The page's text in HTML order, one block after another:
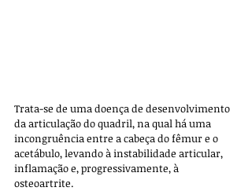
Trata-se de uma doença de desenvolvimento
da articulação do quadril, na qual há uma
incongruência entre a cabeça do fêmur e o
acetábulo, levando à instabilidade articular,
inflamação e, progressivamente, à
osteoartrite.